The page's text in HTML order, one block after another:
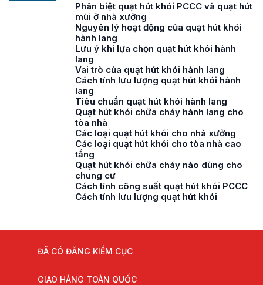
Phân biệt quạt hút khói PCCC và quạt hút
mùi ở nhà xưởng
Nguyên lý hoạt động của quạt hút khói
hành lang
Lưu ý khi lựa chọn quạt hút khói hành
lang
Vai trò của quạt hút khói hành lang
Cách tính lưu lượng quạt hút khói hành
lang
Tiêu chuẩn quạt hút khói hành lang
Quạt hút khói chữa cháy hành lang cho
tòa nhà
Các loại quạt hút khói cho nhà xưởng
Các loại quạt hút khói cho tòa nhà cao
tầng
Quạt hút khói chữa cháy nào dùng cho
chung cư
Cách tính công suất quạt hút khói PCCC
Cách tính lưu lượng quạt hút khói
ĐÃ CÓ ĐĂNG KIỂM CỤC
GIAO HÀNG TOÀN QUỐC